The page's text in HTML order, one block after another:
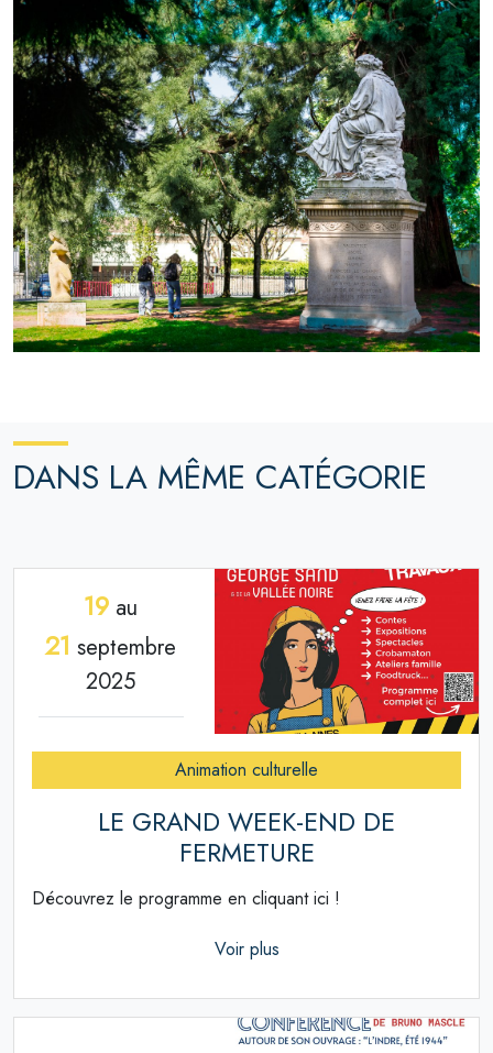
DANS LA MÊME CATÉGORIE
19 au
21 septembre
2025
Animation culturelle
LE GRAND WEEK-END DE
FERMETURE
Découvrez le programme en cliquant ici !
Voir plus